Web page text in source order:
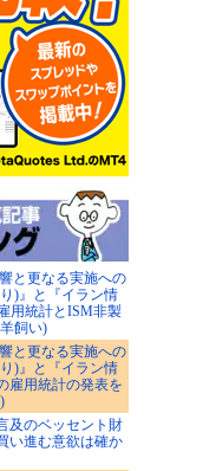
と更なる実施への
)』と『イラン情
用統計とISM非製
飼い)
と更なる実施への
)』と『イラン情
雇用統計の発表を
及のベッセント財
い進む意欲は確か